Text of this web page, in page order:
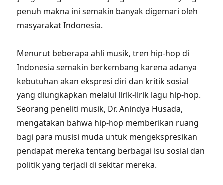
penuh makna ini semakin banyak digemari oleh
masyarakat Indonesia.
Menurut beberapa ahli musik, tren hip-hop di
Indonesia semakin berkembang karena adanya
kebutuhan akan ekspresi diri dan kritik sosial
yang diungkapkan melalui lirik-lirik lagu hip-hop.
Seorang peneliti musik, Dr. Anindya Husada,
mengatakan bahwa hip-hop memberikan ruang
bagi para musisi muda untuk mengekspresikan
pendapat mereka tentang berbagai isu sosial dan
politik yang terjadi di sekitar mereka.